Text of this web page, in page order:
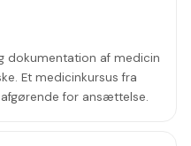
dokumentation af medicin
Et medicinkursus fra
for ansættelse.